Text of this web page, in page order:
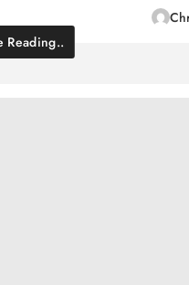
Reading..